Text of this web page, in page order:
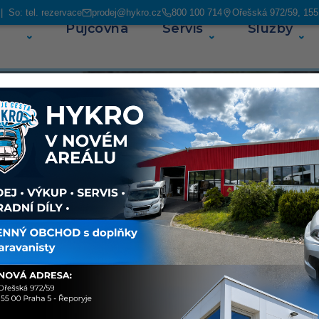
So: tel. rezervace prodej@hykro.cz 800 100 714 Ořešská 972/59,
Půjčovna Servis Služby
vozy
najeto